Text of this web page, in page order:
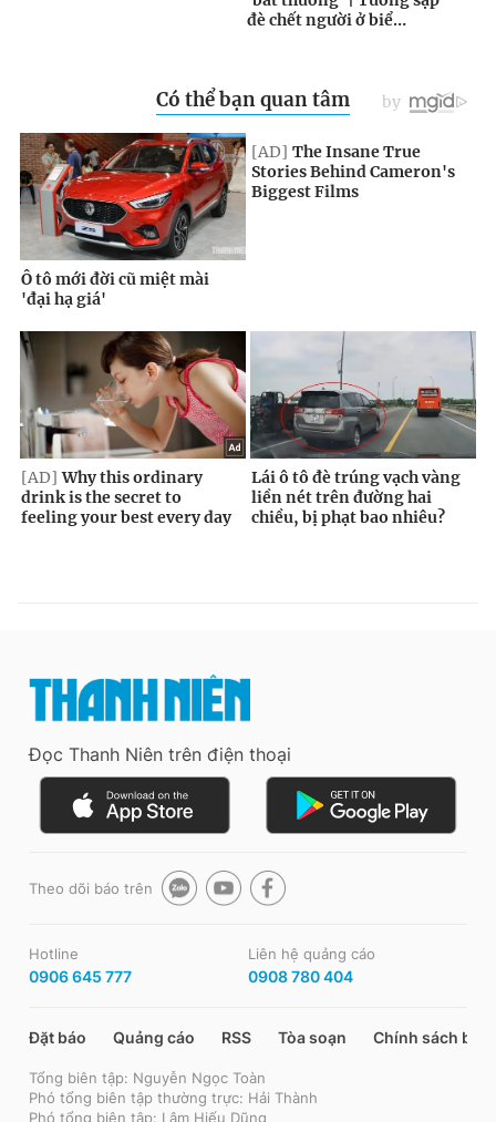
Đọc Thanh Niên trên điện thoại
Theo dõi báo trên
Hotline
0906 645 777
Liên hệ quảng cáo
0908 780 404
Đặt báo Quảng cáo RSS Tòa soạn Chính sách bảo
Tổng biên tập: Nguyễn Ngọc Toàn
Phó tổng biên tập thường trực: Hải Thành
Phó tổng biên tập: Lâm Hiếu Dũng